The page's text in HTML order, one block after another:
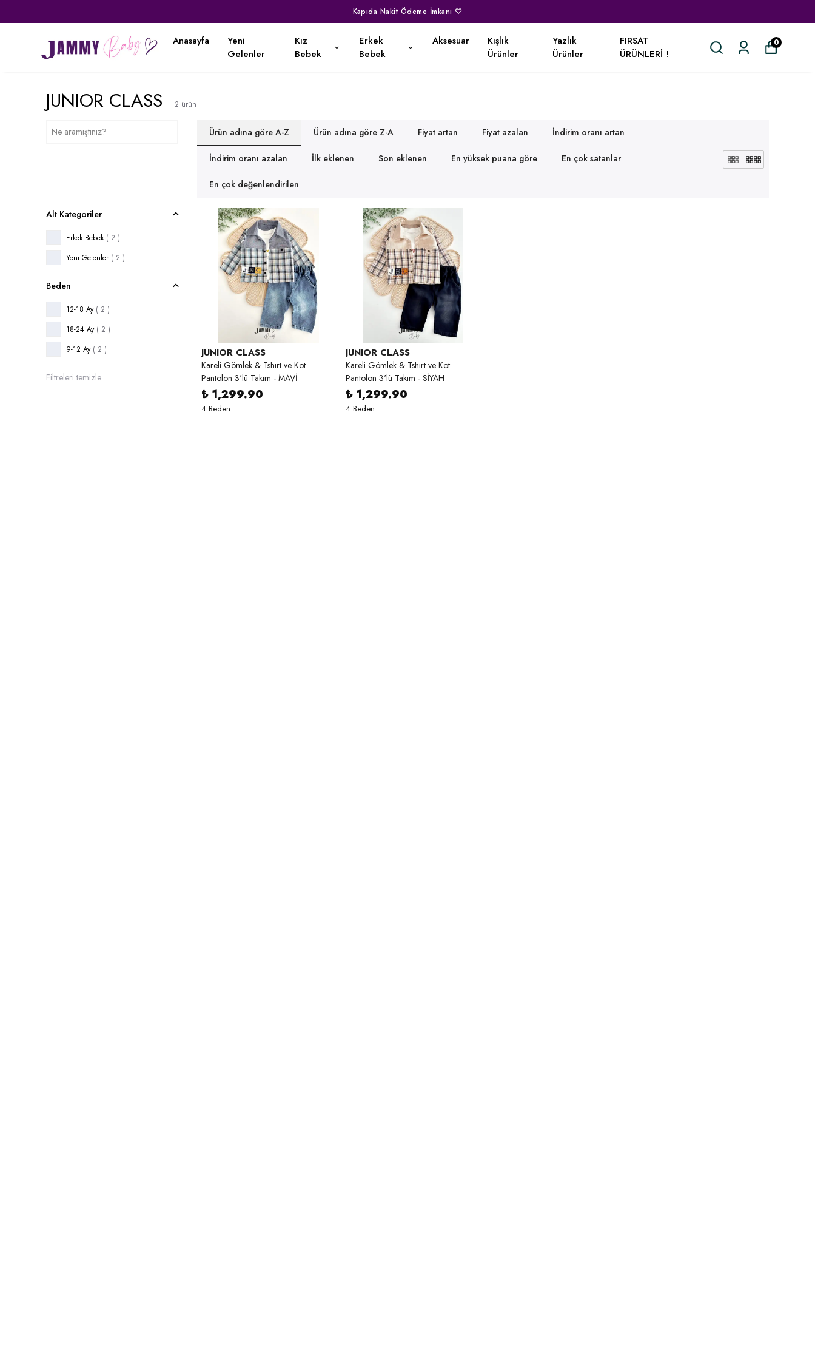
Kapıda Nakit Ödeme İmkanı ♡
Anasayfa
Yeni
Gelenler
Kız
Bebek
Erkek
Bebek
Aksesuar
Kışlık
Ürünler
Yazlık
Ürünler
FIRSAT
ÜRÜNLERİ !
0
JUNIOR CLASS 2 ürün
Ürün adına göre A-Z Ürün adına göre Z-A Fiyat artan Fiyat azalan İndirim oranı artan
İndirim oranı azalan İlk eklenen Son eklenen En yüksek puana göre En çok satanlar
En çok değenlendirilen
Alt Kategoriler
Erkek Bebek ( 2 )
Yeni Gelenler ( 2 )
Beden
12-18 Ay ( 2 )
18-24 Ay ( 2 )
9-12 Ay ( 2 )
Filtreleri temizle
JUNIOR CLASS
Kareli Gömlek & Tshırt ve Kot
Pantolon 3'lü Takım - MAVİ
₺ 1,299.90
4 Beden
JUNIOR CLASS
Kareli Gömlek & Tshırt ve Kot
Pantolon 3'lü Takım - SİYAH
₺ 1,299.90
4 Beden